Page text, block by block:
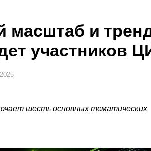
масштаб и
участников
шесть основных тематических